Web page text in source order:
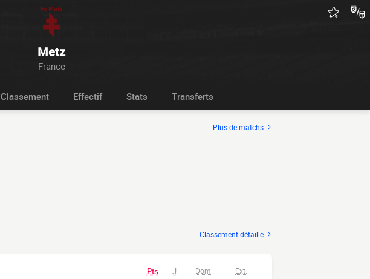
Metz
France
Classement Effectif Stats Transferts
Plus de matchs
Classement détaillé
Pts J Dom. Ext.